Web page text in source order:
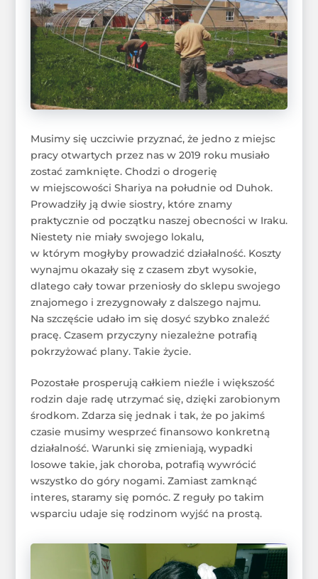
Musimy się uczciwie przyznać, że jedno z miejsc
pracy otwartych przez nas w 2019 roku musiało
zostać zamknięte. Chodzi o drogerię
w miejscowości Shariya na południe od Duhok.
Prowadziły ją dwie siostry, które znamy
praktycznie od początku naszej obecności w Iraku.
Niestety nie miały swojego lokalu,
w którym mogłyby prowadzić działalność. Koszty
wynajmu okazały się z czasem zbyt wysokie,
dlatego cały towar przeniosły do sklepu swojego
znajomego i zrezygnowały z dalszego najmu.
Na szczęście udało im się dosyć szybko znaleźć
pracę. Czasem przyczyny niezależne potrafią
pokrzyżować plany. Takie życie.
Pozostałe prosperują całkiem nieźle i większość
rodzin daje radę utrzymać się, dzięki zarobionym
środkom. Zdarza się jednak i tak, że po jakimś
czasie musimy wesprzeć finansowo konkretną
działalność. Warunki się zmieniają, wypadki
losowe takie, jak choroba, potrafią wywrócić
wszystko do góry nogami. Zamiast zamknąć
interes, staramy się pomóc. Z reguły po takim
wsparciu udaje się rodzinom wyjść na prostą.